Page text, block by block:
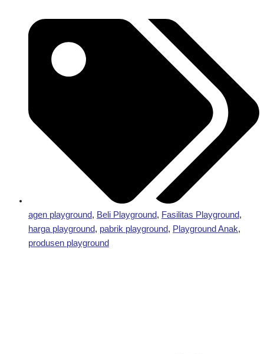
agen playground, Beli Playground, Fasilitas Playground,
harga playground, pabrik playground, Playground Anak,
produsen playground